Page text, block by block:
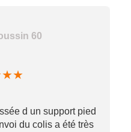
60
★★
d un support pied
du colis a été très